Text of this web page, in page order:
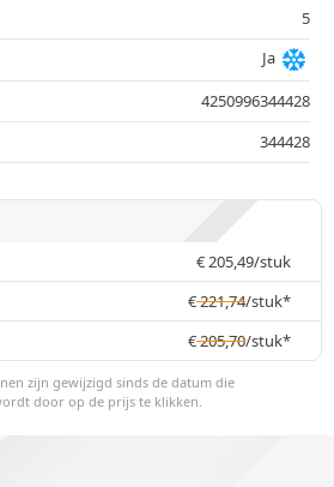
5
Ja
4250996344428
344428
€ 205,49/stuk
€221,74/stuk*
€205,70/stuk*
zijn gewijzigd sinds de datum die
door op de prijs te klikken.